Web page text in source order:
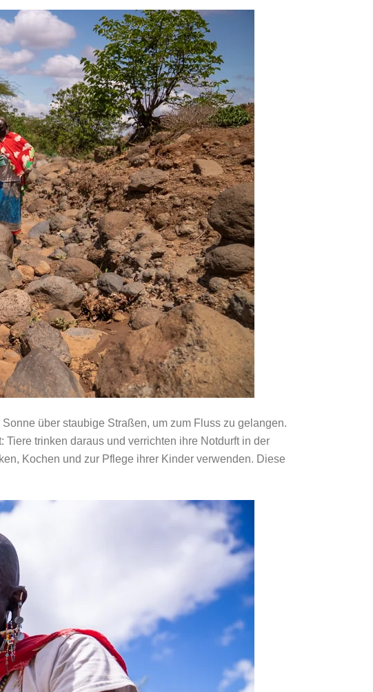
über staubige Straßen, um zum Fluss zu gelangen.
Tiere trinken daraus und verrichten ihre Notdurft in der
Kochen und zur Pflege ihrer Kinder verwenden. Diese